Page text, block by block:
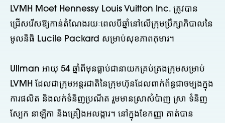
LVMH Moet Hennessy Louis Vuitton Inc. ត្រូវបាន
ជ្រើសរើសឱ្យកាន់តំណែងរយៈពេលបីឆ្នាំនៅលើក្រុមប្រឹក្សាភិបាលនៃ
មូលនិធិ Lucile Packard សម្រាប់សុខភាពកុមារ។
Ullman អាយុ 54 ឆ្នាំពីមុនធ្លាប់ជានាយកគ្រប់គ្រងក្រុមសម្រាប់
LVMH ដែលជាក្រុមអន្តរជាតិនៃក្រុមហ៊ុនដែលពាក់ព័ន្ធជាចម្បងក្នុង
ការផលិត និងលក់ទំនិញប្រណីត រួមមានស្រាសំប៉ាញ ស្រា ទំនិញ
ស្បែក នាឡិកា និងគ្រឿងអលង្ការ។ នៅក្នុងខែកញ្ញា គាត់បាន